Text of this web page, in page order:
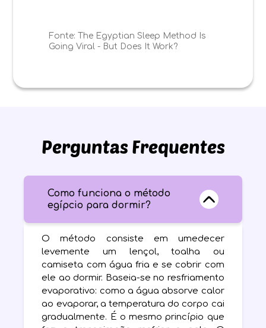
Fonte:
The Egyptian Sleep Method Is
Going Viral - But Does It Work?
Perguntas Frequentes
Como funciona o método
egípcio para dormir?
O método consiste em umedecer
levemente um lençol, toalha ou
camiseta com água fria e se cobrir com
ele ao dormir. Baseia-se no resfriamento
evaporativo: como a água absorve calor
ao evaporar, a temperatura do corpo cai
gradualmente. É o mesmo princípio que